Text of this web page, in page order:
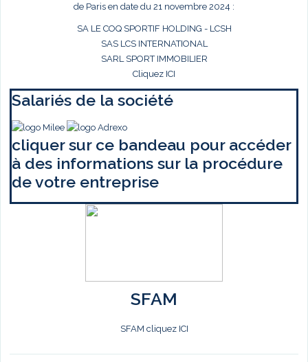
de Paris en date du 21 novembre 2024 :
SA LE COQ SPORTIF HOLDING - LCSH
SAS LCS INTERNATIONAL
SARL SPORT IMMOBILIER
Cliquez ICI
Salariés de la société
cliquer sur ce bandeau pour accéder
à des informations sur la procédure
de votre entreprise
SFAM
SFAM cliquez ICI